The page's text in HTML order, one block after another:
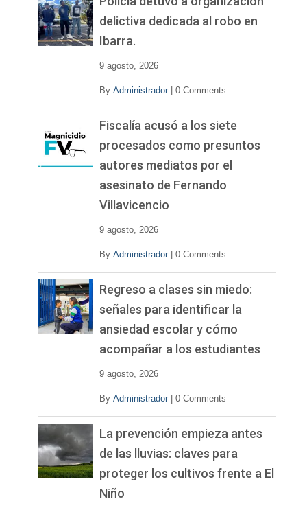
delictiva dedicada al robo en
Ibarra.
9 agosto, 2026
By Administrador 0 Comments
Fiscalía acusó a los siete
procesados como presuntos
autores mediatos por el
asesinato de Fernando
Villavicencio
9 agosto, 2026
By Administrador 0 Comments
Regreso a clases sin miedo:
señales para identificar la
ansiedad escolar y cómo
acompañar a los estudiantes
9 agosto, 2026
By Administrador 0 Comments
La prevención empieza antes
de las lluvias: claves para
proteger los cultivos frente a El
Niño